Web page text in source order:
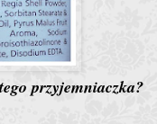
przyjemniaczka?